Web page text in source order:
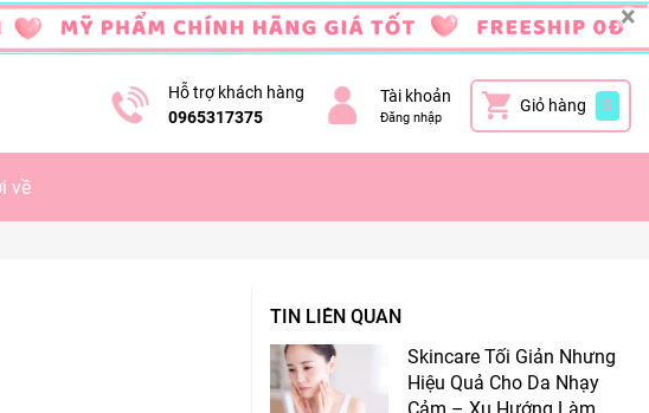
×
Hỗ trợ khách hàng
0965317375
Tài khoản
Đăng nhập
Giỏ hàng 0
về
TIN LIÊN QUAN
Skincare Tối Giản Nhưng
Hiệu Quả Cho Da Nhạy